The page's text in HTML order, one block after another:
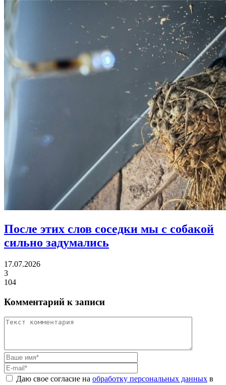
После этих слов соседки мы с собакой
сильно задумались
17.07.2026
3
104
Комментарий к записи
Даю свое согласие на обработку персональных данных в